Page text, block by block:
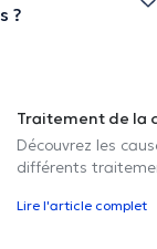
?
Traitement de la
Découvrez les
différents
Lire l'article complet